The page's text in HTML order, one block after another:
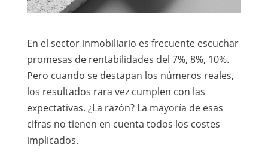
En el sector inmobiliario es frecuente escuchar
promesas de rentabilidades del 7%, 8%, 10%.
Pero cuando se destapan los números reales,
los resultados rara vez cumplen con las
expectativas. ¿La razón? La mayoría de esas
cifras no tienen en cuenta todos los costes
implicados.